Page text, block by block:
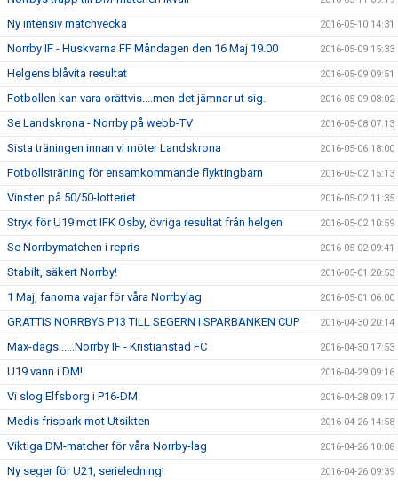
Ny intensiv matchvecka 2016-05-10 14:31
Norrby IF - Huskvarna FF Måndagen den 16 Maj 19.00 2016-05-09 15:33
Helgens blåvita resultat 2016-05-09 09:51
Fotbollen kan vara orättvis....men det jämnar ut sig. 2016-05-09 08:02
Se Landskrona - Norrby på webb-TV 2016-05-08 07:13
Sista träningen innan vi möter Landskrona 2016-05-06 18:00
Fotbollsträning för ensamkommande flyktingbarn 2016-05-02 15:13
Vinsten på 50/50-lotteriet 2016-05-02 11:35
Stryk för U19 mot IFK Osby, övriga resultat från helgen 2016-05-02 10:59
Se Norrbymatchen i repris 2016-05-02 09:41
Stabilt, säkert Norrby! 2016-05-01 20:53
1 Maj, fanorna vajar för våra Norrbylag 2016-05-01 06:00
GRATTIS NORRBYS P13 TILL SEGERN I SPARBANKEN CUP 2016-04-30 20:14
Max-dags......Norrby IF - Kristianstad FC 2016-04-30 17:53
U19 vann i DM! 2016-04-29 09:16
Vi slog Elfsborg i P16-DM 2016-04-28 09:17
Medis frispark mot Utsikten 2016-04-26 14:58
Viktiga DM-matcher för våra Norrby-lag 2016-04-26 10:08
Ny seger för U21, serieledning! 2016-04-26 09:39